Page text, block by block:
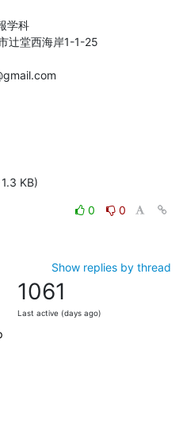
学科
辻堂西海岸1-1-25
KB)
0
0
Show replies by thread
1061
Last active (days ago)